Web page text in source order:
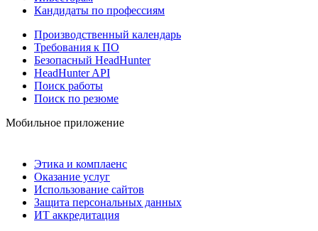
Кандидаты по профессиям
Производственный календарь
Требования к ПО
Безопасный HeadHunter
HeadHunter API
Поиск работы
Поиск по резюме
Мобильное приложение
Этика и комплаенс
Оказание услуг
Использование сайтов
Защита персональных данных
ИТ аккредитация